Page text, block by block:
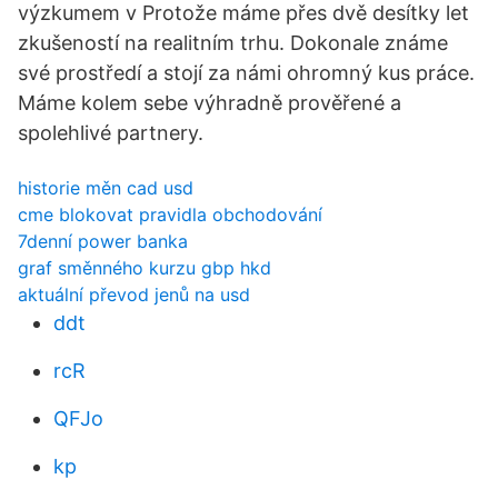
výzkumem v Protože máme přes dvě desítky let
zkušeností na realitním trhu. Dokonale známe
své prostředí a stojí za námi ohromný kus práce.
Máme kolem sebe výhradně prověřené a
spolehlivé partnery.
historie měn cad usd
cme blokovat pravidla obchodování
7denní power banka
graf směnného kurzu gbp hkd
aktuální převod jenů na usd
ddt
rcR
QFJo
kp